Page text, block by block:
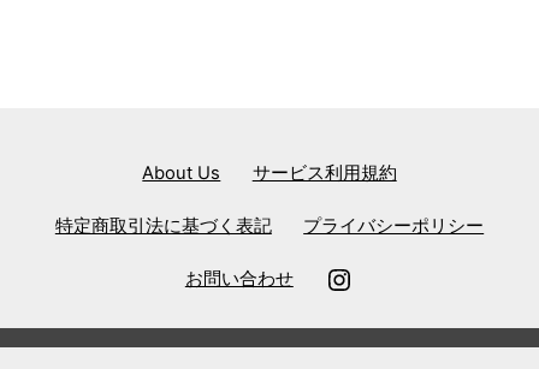
About Us サービス利用規約
特定商取引法に基づく表記 プライバシーポリシー
お問い合わせ